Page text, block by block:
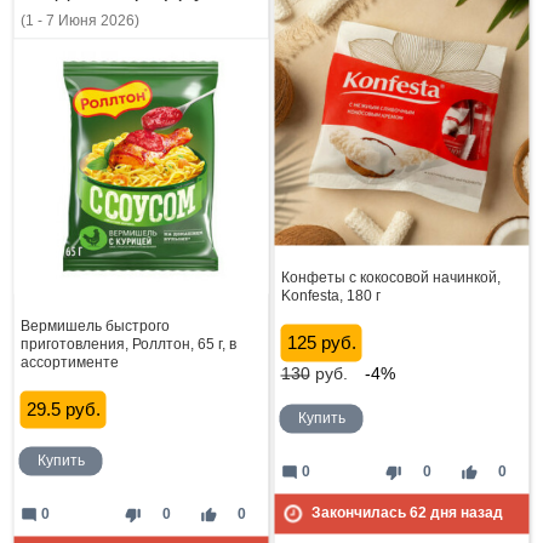
Конфеты с кокосовой начинкой,
Konfesta, 180 г
125 руб.
130руб. -4%
Купить
thumb_down 0 thumb_up 0
mode_comment 0
Закончилась 62дня назад
(1 - 7 Июня 2026)
Вермишель быстрого
приготовления, Роллтон, 65 г, в
ассортименте
29.5 руб.
Купить
thumb_down 0 thumb_up 0
mode_comment 0